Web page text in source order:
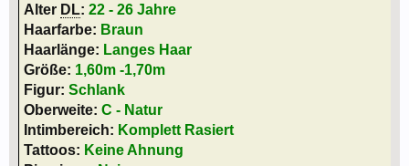
Alter DL: 22 - 26 Jahre
Haarfarbe: Braun
Haarlänge: Langes Haar
Größe: 1,60m -1,70m
Figur: Schlank
Oberweite: C - Natur
Intimbereich: Komplett Rasiert
Tattoos: Keine Ahnung